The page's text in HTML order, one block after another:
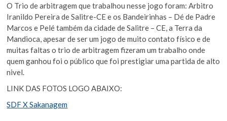
O Trio de arbitragem que trabalhou nesse jogo foram: Arbitro
Iranildo Pereira de Salitre-CE e os Bandeirinhas – Dé de Padre
Marcos e Pelé também da cidade de Salitre – CE, a Terra da
Mandioca, apesar de ser um jogo de muito contato físico e de
muitas faltas o trio de arbitragem fizeram um trabalho onde
quem ganhou foi o público que foi prestigiar uma partida de alto
nivel.
LINK DAS FOTOS LOGO ABAIXO:
SDF X Sakanagem